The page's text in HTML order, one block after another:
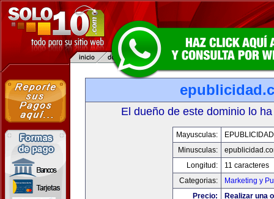
El dueño de este dominio lo
Mayusculas:
Minusculas:
Longitud:
11 caracteres
Categorias:
Marketing y
Precio:
Realizar una